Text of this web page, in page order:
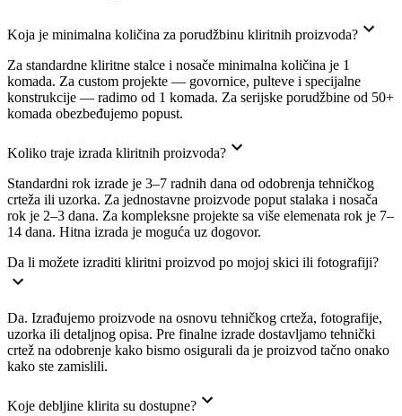
Koja je minimalna količina za porudžbinu kliritnih proizvoda?
Za standardne kliritne stalce i nosače minimalna količina je 1
komada. Za custom projekte — govornice, pulteve i specijalne
konstrukcije — radimo od 1 komada. Za serijske porudžbine od 50+
komada obezbeđujemo popust.
Koliko traje izrada kliritnih proizvoda?
Standardni rok izrade je 3–7 radnih dana od odobrenja tehničkog
crteža ili uzorka. Za jednostavne proizvode poput stalaka i nosača
rok je 2–3 dana. Za kompleksne projekte sa više elemenata rok je 7–
14 dana. Hitna izrada je moguća uz dogovor.
Da li možete izraditi kliritni proizvod po mojoj skici ili fotografiji?
Da. Izrađujemo proizvode na osnovu tehničkog crteža, fotografije,
uzorka ili detaljnog opisa. Pre finalne izrade dostavljamo tehnički
crtež na odobrenje kako bismo osigurali da je proizvod tačno onako
kako ste zamislili.
Koje debljine klirita su dostupne?